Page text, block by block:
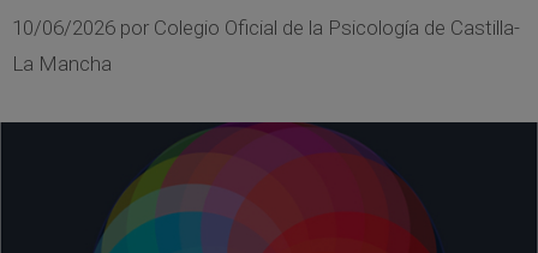
10/06/2026 por Colegio Oficial de la Psicología de Castilla-
La Mancha